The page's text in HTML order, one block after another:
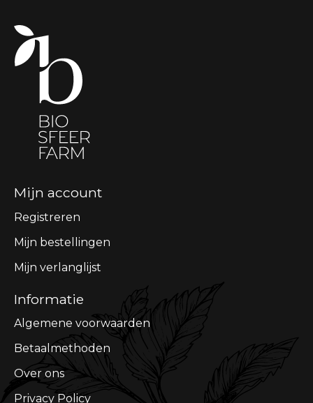
Mijn account
Registreren
Mijn bestellingen
Mijn verlanglijst
Informatie
Algemene voorwaarden
Betaalmethoden
Over ons
Privacy Policy